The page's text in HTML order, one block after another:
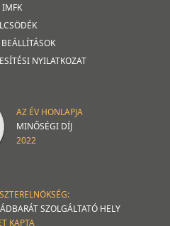
IMFK
NYILATKOZAT
AZ ÉV HONLAPJA
MINŐSÉGI DÍJ
2022
SZOLGÁLTATÓ HELY
KAPTA